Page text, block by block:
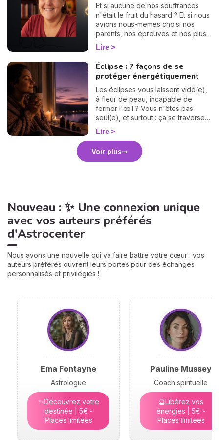
plans qui, en réalité, n'en font
qu'un : le corps, l'esprit et la
maison. Trois territoires à
désencombrer pour retrouver de
sérénité. Suivez le guide !
Et si aucune de nos souffrances
n'était le fruit du hasard ? Et si nous
avions nous-mêmes choisi nos
parents, nos épreuves et nos plus
grandes déchirures, bien avant
notre premier souffle ? C'est le
vertigineux mystère du « Pacte des
Âmes » que nous explore Vanesa
Vidente, voyante, tarologue et
médium reconnue sur Wengo. Forte
de nombreuses années
d'expérience et plébiscitée par sa
communauté — 2972 avis reçus,
ou très positifs —, elle est réputée
pour offrir des réponses rapides et
précises, idéales pour celles et
ceux qui souhaitent avancer sans
Lire
Éclipse : 7 façons de se
protéger énergétiquement
Les éclipses vous laissent vidé(e),
à fleur de peau, incapable de
fermer l'œil ? Vous n'êtes pas
seul(e), et surtout : ça se traverse
en douceur. Voici 7 gestes simples
et bienveillants pour vous protéger
énergétiquement et retrouver votre
calme intérieur. 🛡️🌒
Lire
Voir plus
Nouveau : ✨ Une connexion unique
avec vos auteurs préférés
d'Astrocenter
Nous avons une nouvelle qui va faire battre votre cœur : vos
auteurs préférés ouvrent leurs portes pour des échanges
personnalisés et privilégiés !
Ema Fontayne
Astrologue
✨Découvrez votre
destinée | 5€ -
Places limitées
Pauline Mussey
Coach spirituelle
🔮Libérez vos
énergies | 5€ -
Places limitées